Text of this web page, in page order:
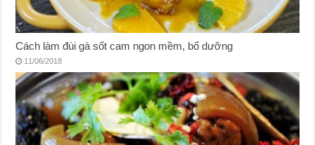
Cách làm đùi gà sốt cam ngon mềm, bổ dưỡng
11/06/2018